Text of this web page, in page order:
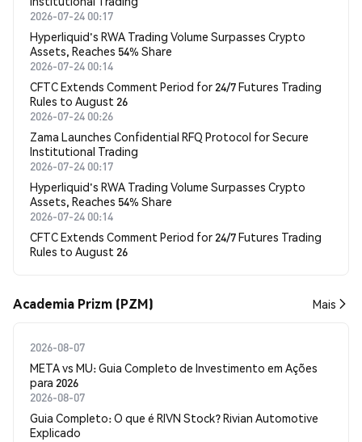
2026-07-24 00:17
Hyperliquid's RWA Trading Volume Surpasses Crypto
Assets, Reaches 54% Share
2026-07-24 00:14
CFTC Extends Comment Period for 24/7 Futures Trading
Rules to August 26
2026-07-24 00:26
Zama Launches Confidential RFQ Protocol for Secure
Institutional Trading
2026-07-24 00:17
Hyperliquid's RWA Trading Volume Surpasses Crypto
Assets, Reaches 54% Share
2026-07-24 00:14
CFTC Extends Comment Period for 24/7 Futures Trading
Rules to August 26
Academia Prizm (PZM) Mais
2026-08-07
META vs MU: Guia Completo de Investimento em Ações
para 2026
2026-08-07
Guia Completo: O que é RIVN Stock? Rivian Automotive
Explicado